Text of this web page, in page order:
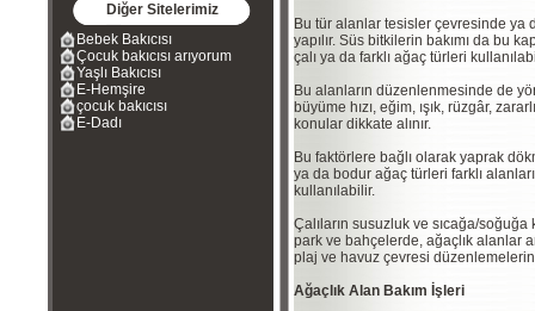
Diğer Sitelerimiz
Bebek Bakıcısı
Çocuk bakıcısı arıyorum
Yaşlı Bakıcısı
E-Hemşire
çocuk bakıcısı
E-Dadı
Bu tür alanlar tesisler çevresinde
yapılır. Süs bitkilerin bakımı da bu
çalı ya da farklı ağaç türleri
Bu alanların düzenlenmesinde de
büyüme hızı, eğim, ışık, rüzgâr,
konular dikkate alınır.
Bu faktörlere bağlı olarak yaprak
ya da bodur ağaç türleri farklı
kullanılabilir.
Çalıların susuzluk ve sıcağa/
park ve bahçelerde, ağaçlık alanlar
plaj ve havuz çevresi
Ağaçlık Alan Bakım İşleri